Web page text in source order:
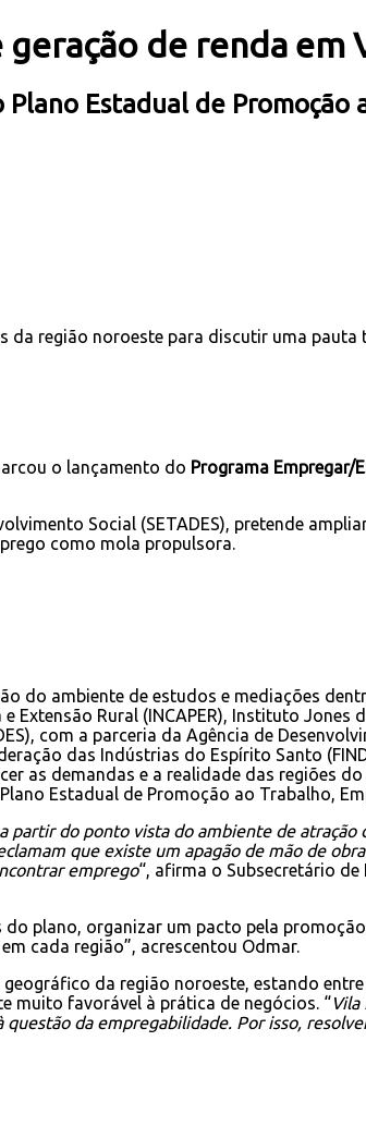
de renda em
Estadual de Promoção
da região noroeste para discutir uma
o lançamento do Programa Empregar/
Social (SETADES), pretende
como mola propulsora.
do ambiente de estudos e mediações
Rural (INCAPER), Instituto Jones
com a parceria da Agência de
das Indústrias do Espírito Santo
as demandas e a realidade das regiões
Estadual de Promoção ao Trabalho,
do ponto vista do ambiente de atração
que existe um apagão de mão de
emprego“, afirma o Subsecretário
plano, organizar um pacto pela
cada região”, acrescentou Odmar.
da região noroeste, estando
muito favorável à prática de negócios. “
da empregabilidade. Por isso,